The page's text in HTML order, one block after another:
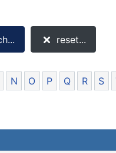
reset...
N O P Q R S